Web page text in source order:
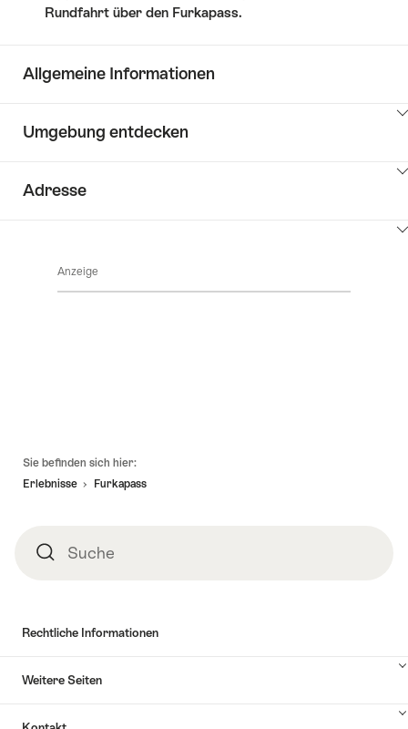
Rundfahrt über den Furkapass.
Allgemeine Informationen
Sie
um
Umgebung entdecken
Sie
Umgebung
anzuzeigen
Adresse
Anzeige
Fusszeile
Sie befinden sich hier:
Erlebnisse
Furkapass
SucheSuche
Rechtliche Informationen
Weitere Seiten